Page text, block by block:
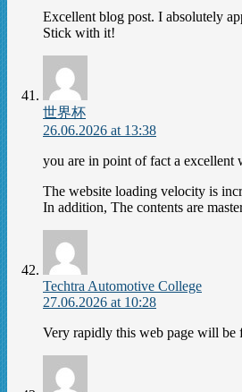
Excellent blog post. I absolutely
Stick with it!
世界杯
26.06.2026 at 13:38
you are in point of fact a excellent
The website loading velocity is
In addition, The contents are
Techtra Automotive College
27.06.2026 at 10:28
Very rapidly this web page will be